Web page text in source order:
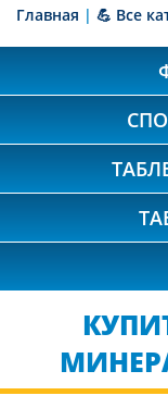
Главная | 💪 Все